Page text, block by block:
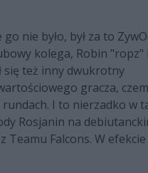
nie było, był za to
kolega, Robin "ropz"
się też inny dwukrotny
gracza,
I to nierzadko w
Rosjanin na
Teamu Falcons. W efekcie